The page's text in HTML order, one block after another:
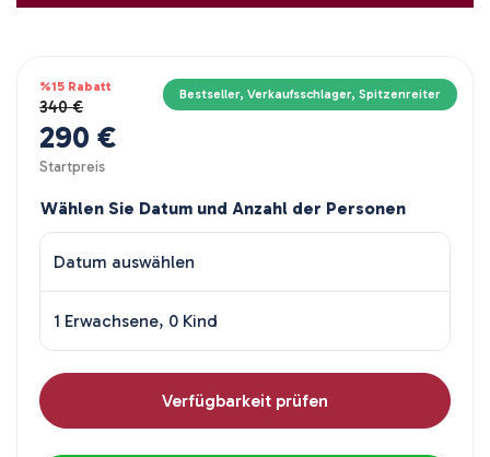
Bestseller, Verkaufsschlager, Spitzenreiter
%15 Rabatt
340 €
290 €
Startpreis
Wählen Sie Datum und Anzahl der Personen
Datum auswählen
1 Erwachsene, 0 Kind
Verfügbarkeit prüfen